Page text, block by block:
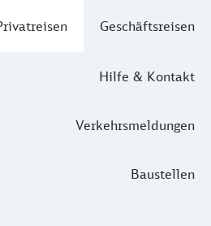
Geschäftsreisen
Hilfe & Kontakt
Verkehrsmeldungen
Baustellen